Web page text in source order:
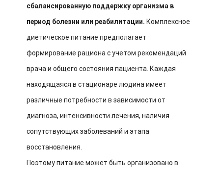
сбалансированную поддержку организма в
период болезни или реабилитации. Комплексное
диетическое питание предполагает
формирование рациона с учетом рекомендаций
врача и общего состояния пациента. Каждая
находящаяся в стационаре людина имеет
различные потребности в зависимости от
диагноза, интенсивности лечения, наличия
сопутствующих заболеваний и этапа
восстановления.
Поэтому питание может быть организовано в